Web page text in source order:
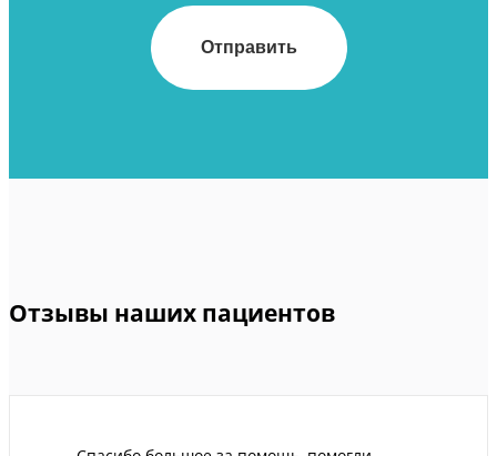
Отзывы наших пациентов